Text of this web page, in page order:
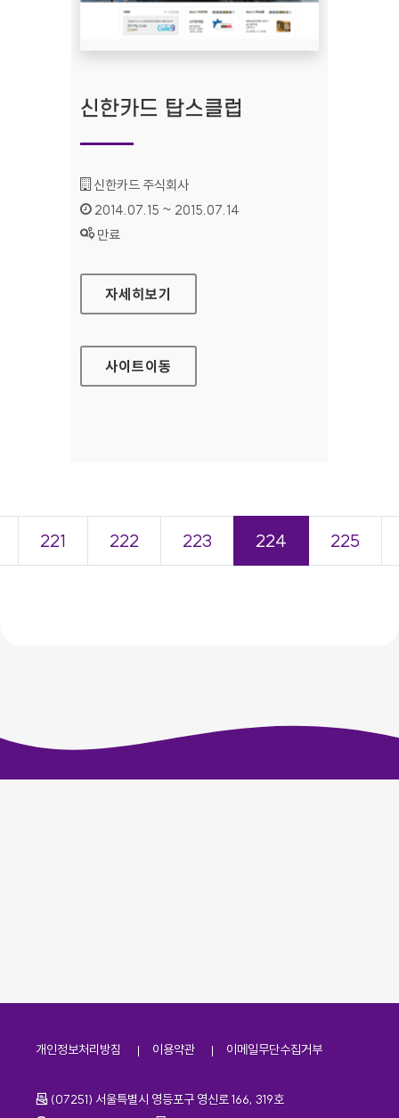
신한카드 탑스클럽
기관명 :
신한카드 주식회사
인증기간 :
2014.07.15 ~ 2015.07.14
상태 :
만료
신한카드 탑스클럽
자세히보기
사이트이동
221 222 223 224 225
개인정보처리방침 이용약관 이메일무단수집거부
주소
(07251) 서울특별시 영등포구 영신로 166, 319호